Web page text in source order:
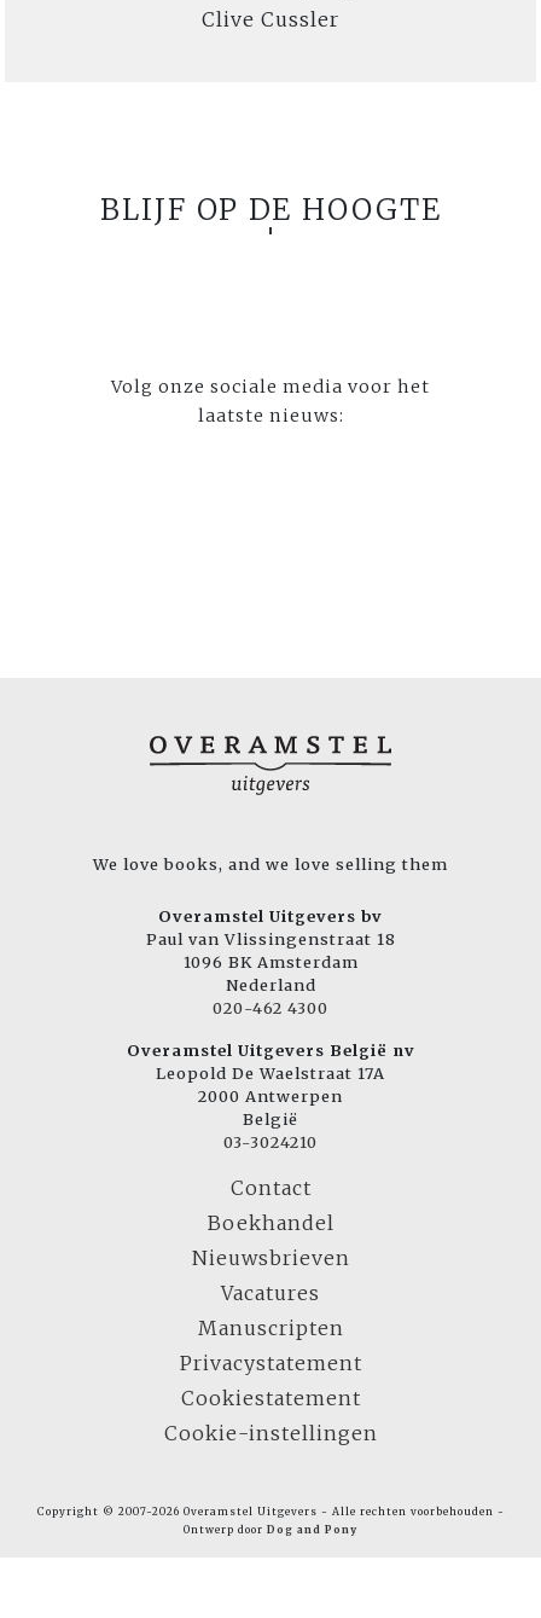
Clive Cussler
BLIJF OP DE HOOGTE
Volg onze sociale media voor het
laatste nieuws:
We love books, and we love selling them
Overamstel Uitgevers bv
Paul van Vlissingenstraat 18
1096 BK Amsterdam
Nederland
020-462 4300
Overamstel Uitgevers België nv
Leopold De Waelstraat 17A
2000 Antwerpen
België
03-3024210
Contact
Boekhandel
Nieuwsbrieven
Vacatures
Manuscripten
Privacystatement
Cookiestatement
Cookie-instellingen
Copyright © 2007-2026 Overamstel Uitgevers - Alle rechten voorbehouden -
Ontwerp door Dog and Pony